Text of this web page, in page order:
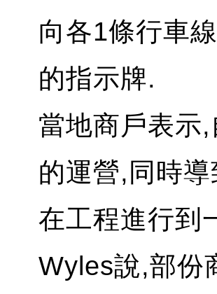
向各1條行車
的指示牌.
當地商戶表示
的運營,同時
在工程進行到
Wyles說,部份